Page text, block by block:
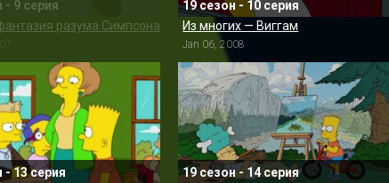
- 9 серия
разума Симпсона
19 сезон - 10 серия
Из многих — Виггам
Jan 06, 2008
- 13 серия
19 сезон - 14 серия